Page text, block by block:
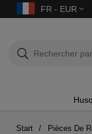
FR - EUR
Start Pièces De